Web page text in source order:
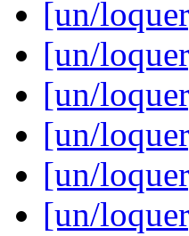
[un/
[un/
[un/
[un/
[un/
[un/